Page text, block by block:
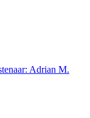
Adrian M.